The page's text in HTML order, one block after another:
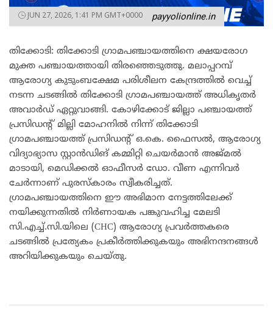
JUN 27, 2026, 1:41 PM GMT+0000 payyolionline.in
തിക്കോടി: തിക്കോടി ഗ്രാമപഞ്ചായത്തിനെ ക്ഷയരോഗ
മുക്ത പഞ്ചായത്തായി തിരഞ്ഞെടുത്തു. മലാപ്പറമ്പ്
ആരോഗ്യ കുടുംബക്ഷേമ പരിശീലന കേന്ദ്രത്തിൽ വെച്ച്
നടന്ന ചടങ്ങിൽ തിക്കോടി ഗ്രാമപഞ്ചായത്ത് അധികൃതർ
അവാർഡ് ഏറ്റുവാങ്ങി. കോഴിക്കോട് ജില്ലാ പഞ്ചായത്ത്
പ്രസിഡന്റ് മില്ലി മോഹനിൽ നിന്ന് തിക്കോടി
ഗ്രാമപഞ്ചായത്ത് പ്രസിഡന്റ് ഒ.കെ. ഫൈസൽ, ആരോഗ്യ
വിദ്യാഭ്യാസ സ്റ്റാൻഡിങ് കമ്മിറ്റി ചെയർമാൻ അജ്മൽ
മാടായി, മെഡിക്കൽ ഓഫീസർ ഡോ. വീണ എന്നിവർ
ചേർന്നാണ് പുരസ്കാരം സ്വീകരിച്ചത്.
ഗ്രാമപഞ്ചായത്തിനെ ഈ അഭിമാന നേട്ടത്തിലേക്ക്
നയിക്കുന്നതിൽ നിർണായക പങ്കുവഹിച്ച മേലടി
സി.എച്ച്.സി.യിലെ (CHC) ആരോഗ്യ പ്രവർത്തകരെ
ചടങ്ങിൽ പ്രത്യേകം പ്രകീർത്തിക്കുകയും അഭിനന്ദനങ്ങൾ
അറിയിക്കുകയും ചെയ്തു.